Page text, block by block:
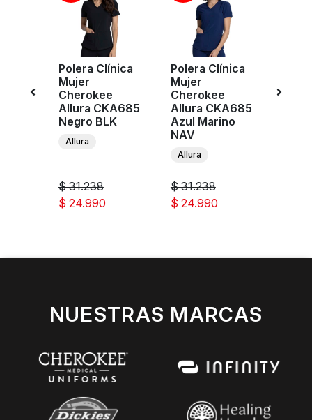
Polera Clínica
Mujer
Cherokee
Allura CKA685
Negro BLK
Allura
$ 31.238
$ 24.990
Polera Clínica
Mujer
Cherokee
Allura CKA685
Azul Marino
NAV
Allura
$ 31.238
$ 24.990
NUESTRAS MARCAS